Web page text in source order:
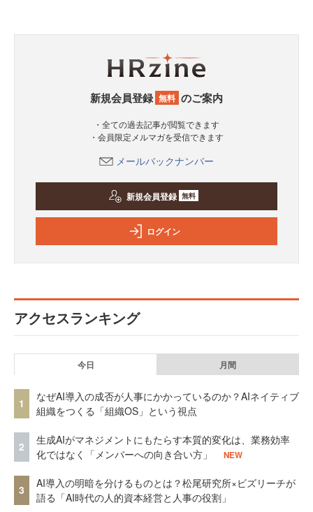
新規会員登録 無料 のご案内
・全ての過去記事が閲覧できます
・会員限定メルマガを受信できます
メールバックナンバー
新規会員登録 無料
ログイン
アクセスランキング
今日 月間
1
なぜAI導入の成否が人事にかかっているのか？AIネイティブ
組織をつくる「組織OS」という視点
2
生成AIがマネジメントにもたらす本質的変化は、業務効率
化ではなく「メンバーへの向き合い方」
NEW
3
AI導入の明暗を分けるものとは？松尾研究所×ビズリーチが
語る「AI時代の人的資本経営と人事の役割」